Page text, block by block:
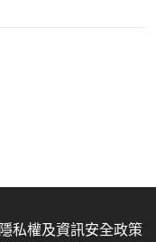
隱私權及資訊安全政策